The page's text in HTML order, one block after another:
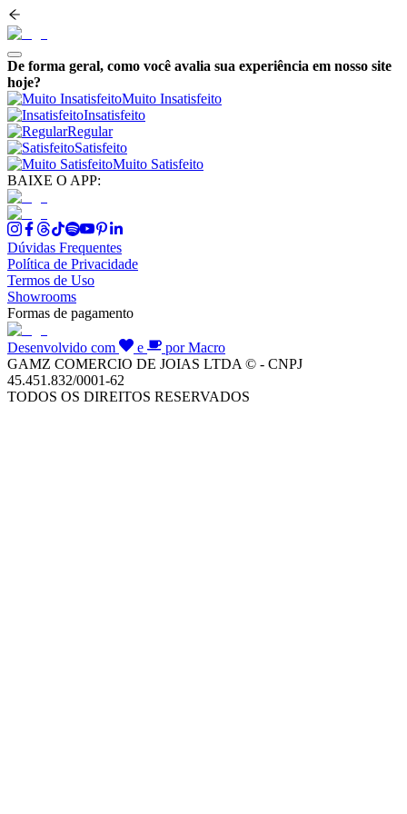
De forma geral, como você avalia sua experiência em nosso site
hoje?
Muito Insatisfeito
Insatisfeito
Regular
Satisfeito
Muito Satisfeito
BAIXE O APP:
Dúvidas Frequentes
Política de Privacidade
Termos de Uso
Showrooms
Formas de pagamento
Desenvolvido com e
por Macro
GAMZ COMERCIO DE JOIAS LTDA © - CNPJ
45.451.832/0001-62
TODOS OS DIREITOS RESERVADOS